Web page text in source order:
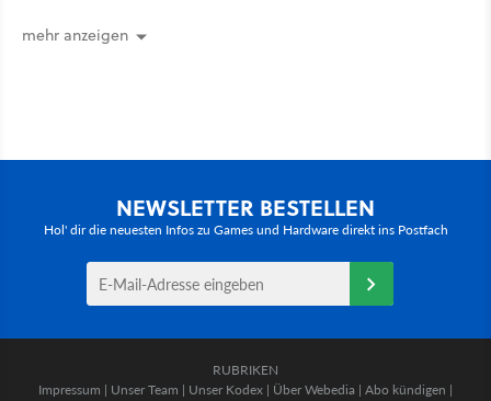
mehr anzeigen
NEWSLETTER BESTELLEN
Hol' dir die neuesten Infos zu Games und Hardware direkt ins Postfach
RUBRIKEN
Impressum | Unser Team | Unser Kodex | Über Webedia | Abo kündigen |